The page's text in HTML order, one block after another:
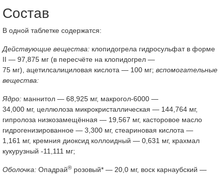
Состав
В одной таблетке содержатся:
Действующие вещества: клопидогрела гидросульфат в форме
II — 97,875 мг (в пересчёте на клопидогрел —
75 мг), ацетилсалициловая кислота — 100 мг; вспомогательные
вещества:
Ядро: маннитол — 68,925 мг, макрогол-6000 —
34,000 мг, целлюлоза микрокристаллическая — 144,764 мг,
гипролоза низкозамещённая — 19,567 мг, касторовое масло
гидрогенизированное — 3,300 мг, стеариновая кислота —
1,161 мг, кремния диоксид коллоидный — 0,631 мг, крахмал
кукурузный -11,111 мг;
Оболочка: Опадрай® розовый* — 20,0 мг, воск карнаубский —